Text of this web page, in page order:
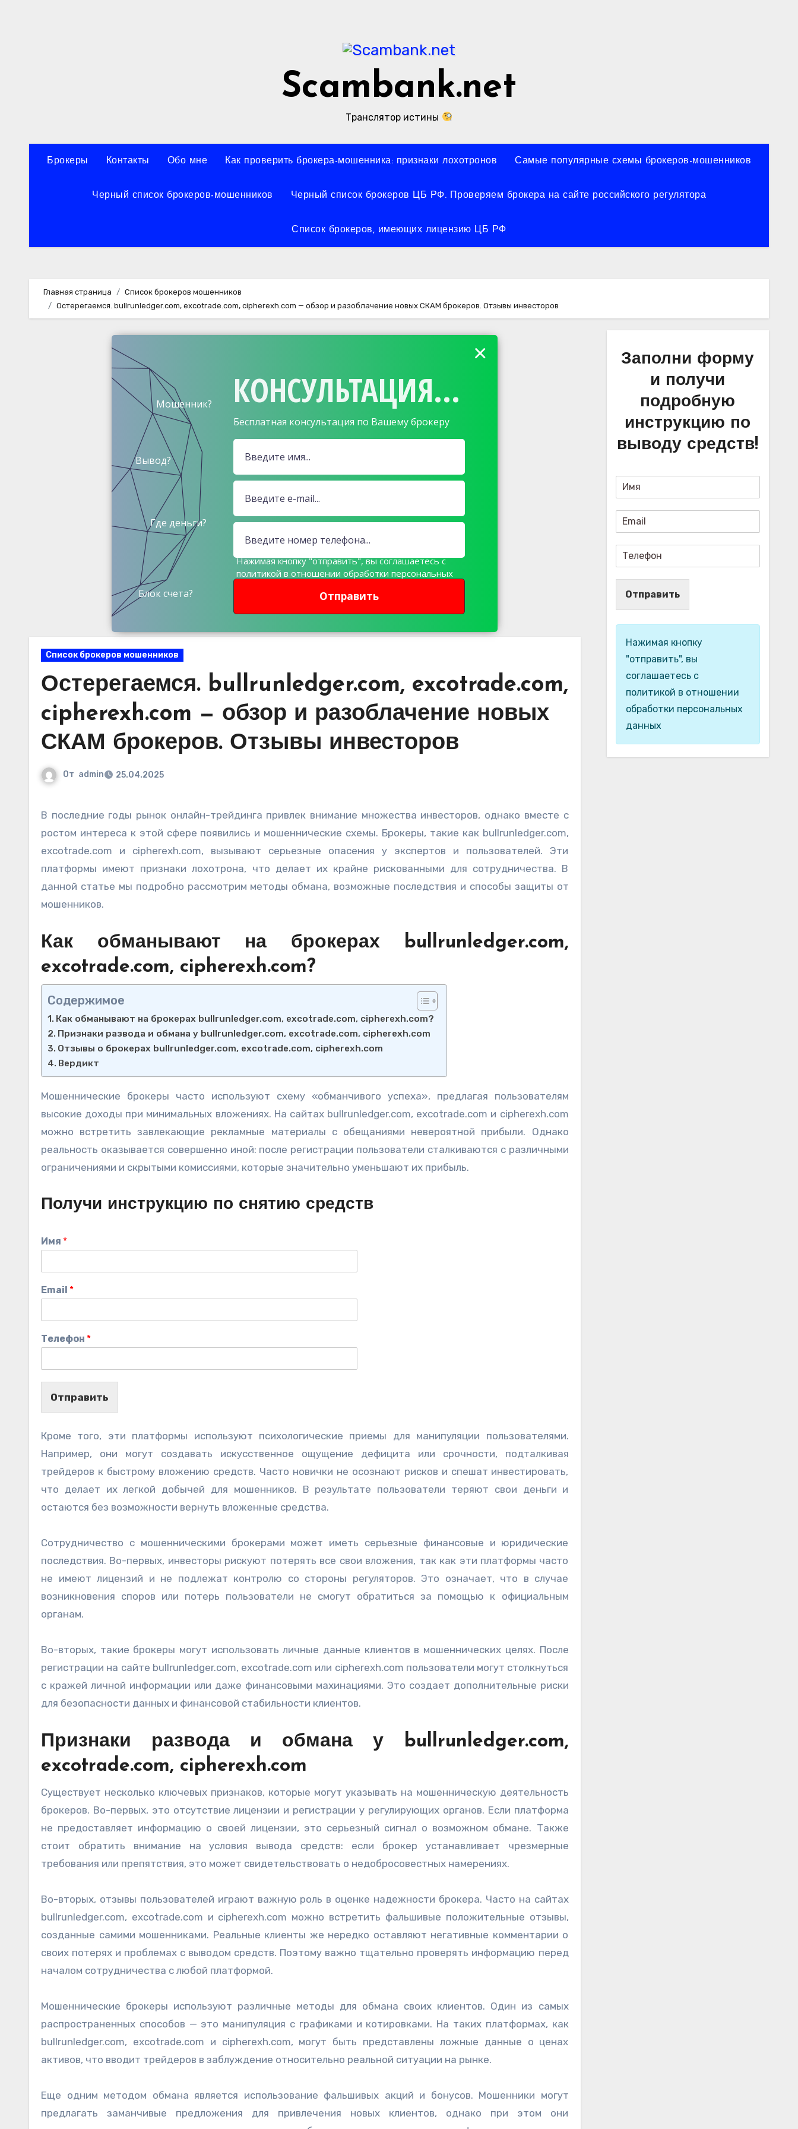
Scambank.net
Транслятор истины
Брокеры Контакты Обо мне Как проверить брокера-мошенника: признаки лохотронов Самые популярные схемы брокеров-мошенников
Черный список брокеров-мошенников Черный список брокеров ЦБ РФ. Проверяем брокера на сайте российского регулятора
Список брокеров, имеющих лицензию ЦБ РФ
Главная страница
Список брокеров мошенников
Остерегаемся. bullrunledger.com, excotrade.com, cipherexh.com — обзор и разоблачение новых СКАМ брокеров. Отзывы инвесторов
КОНСУЛЬТАЦИЯ...
Бесплатная консультация по Вашему брокеру
Мошенник?
Вывод?
Где деньги?
Блок счета? Отправить
×
Нажимая кнопку "отправить", вы соглашаетесь с
политикой в отношении обработки персональных
Список брокеров мошенников
Остерегаемся. bullrunledger.com, excotrade.com,
cipherexh.com — обзор и разоблачение новых
СКАМ брокеров. Отзывы инвесторов
От admin 25.04.2025
В последние годы рынок онлайн-трейдинга привлек внимание множества инвесторов, однако вместе с
ростом интереса к этой сфере появились и мошеннические схемы. Брокеры, такие как bullrunledger.com,
excotrade.com и cipherexh.com, вызывают серьезные опасения у экспертов и пользователей. Эти
платформы имеют признаки лохотрона, что делает их крайне рискованными для сотрудничества. В
данной статье мы подробно рассмотрим методы обмана, возможные последствия и способы защиты от
мошенников.
Как обманывают на брокерах bullrunledger.com,
excotrade.com, cipherexh.com?
Содержимое
Как обманывают на брокерах bullrunledger.com, excotrade.com, cipherexh.com?
Признаки развода и обмана у bullrunledger.com, excotrade.com, cipherexh.com
Отзывы о брокерах bullrunledger.com, excotrade.com, cipherexh.com
Вердикт
Мошеннические брокеры часто используют схему «обманчивого успеха», предлагая пользователям
высокие доходы при минимальных вложениях. На сайтах bullrunledger.com, excotrade.com и cipherexh.com
можно встретить завлекающие рекламные материалы с обещаниями невероятной прибыли. Однако
реальность оказывается совершенно иной: после регистрации пользователи сталкиваются с различными
ограничениями и скрытыми комиссиями, которые значительно уменьшают их прибыль.
Получи инструкцию по снятию средств
Имя *
Email *
Телефон *
Отправить
Кроме того, эти платформы используют психологические приемы для манипуляции пользователями.
Например, они могут создавать искусственное ощущение дефицита или срочности, подталкивая
трейдеров к быстрому вложению средств. Часто новички не осознают рисков и спешат инвестировать,
что делает их легкой добычей для мошенников. В результате пользователи теряют свои деньги и
остаются без возможности вернуть вложенные средства.
Сотрудничество с мошенническими брокерами может иметь серьезные финансовые и юридические
последствия. Во-первых, инвесторы рискуют потерять все свои вложения, так как эти платформы часто
не имеют лицензий и не подлежат контролю со стороны регуляторов. Это означает, что в случае
возникновения споров или потерь пользователи не смогут обратиться за помощью к официальным
органам.
Во-вторых, такие брокеры могут использовать личные данные клиентов в мошеннических целях. После
регистрации на сайте bullrunledger.com, excotrade.com или cipherexh.com пользователи могут столкнуться
с кражей личной информации или даже финансовыми махинациями. Это создает дополнительные риски
для безопасности данных и финансовой стабильности клиентов.
Признаки развода и обмана у bullrunledger.com,
excotrade.com, cipherexh.com
Существует несколько ключевых признаков, которые могут указывать на мошенническую деятельность
брокеров. Во-первых, это отсутствие лицензии и регистрации у регулирующих органов. Если платформа
не предоставляет информацию о своей лицензии, это серьезный сигнал о возможном обмане. Также
стоит обратить внимание на условия вывода средств: если брокер устанавливает чрезмерные
требования или препятствия, это может свидетельствовать о недобросовестных намерениях.
Во-вторых, отзывы пользователей играют важную роль в оценке надежности брокера. Часто на сайтах
bullrunledger.com, excotrade.com и cipherexh.com можно встретить фальшивые положительные отзывы,
созданные самими мошенниками. Реальные клиенты же нередко оставляют негативные комментарии о
своих потерях и проблемах с выводом средств. Поэтому важно тщательно проверять информацию перед
началом сотрудничества с любой платформой.
Мошеннические брокеры используют различные методы для обмана своих клиентов. Один из самых
распространенных способов — это манипуляция с графиками и котировками. На таких платформах, как
bullrunledger.com, excotrade.com и cipherexh.com, могут быть представлены ложные данные о ценах
активов, что вводит трейдеров в заблуждение относительно реальной ситуации на рынке.
Еще одним методом обмана является использование фальшивых акций и бонусов. Мошенники могут
предлагать заманчивые предложения для привлечения новых клиентов, однако при этом они
Заполни форму
и получи
подробную
инструкцию по
выводу средств!
Отправить
Нажимая кнопку
"отправить", вы
соглашаетесь с
политикой в отношении
обработки персональных
данных